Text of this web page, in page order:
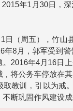
年1月30日，
（周五），竹
8月，郭军受到警
2016年4月16日
将公务车停放在
教训，引以为戒
断巩固作风建设成